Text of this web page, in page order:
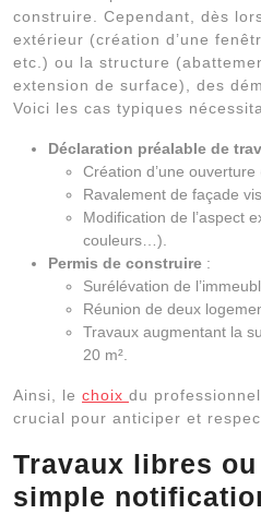
construire. Cependant, dès
extérieur (création d’une
etc.) ou la structure
extension de surface), des
Voici les cas typiques
Déclaration préalable de
Création d’une ouverture
Ravalement de façade
Modification de l’aspect
couleurs…).
Permis de construire :
Surélévation de
Réunion de deux
Travaux augmentant la
20 m².
Ainsi, le choix du
crucial pour anticiper et
Travaux libres
simple